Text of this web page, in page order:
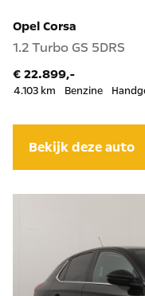
Opel Corsa
1.2 Turbo GS 5DRS
€ 22.899,-
4.103 km Benzine
Bekijk deze auto